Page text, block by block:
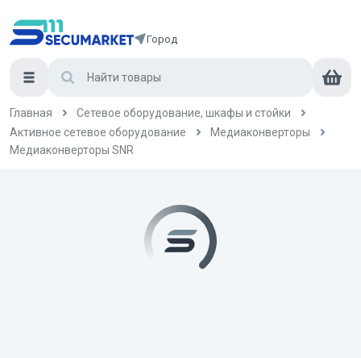
Город
Главная
Сетевое оборудование, шкафы и стойки
Активное сетевое оборудование
Медиаконверторы
Медиаконверторы SNR